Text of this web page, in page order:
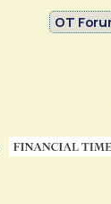
OT